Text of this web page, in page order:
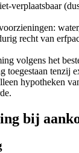
verplaatsbaar
recht van
volgens het
toegestaan tenzij
hypotheken
bij